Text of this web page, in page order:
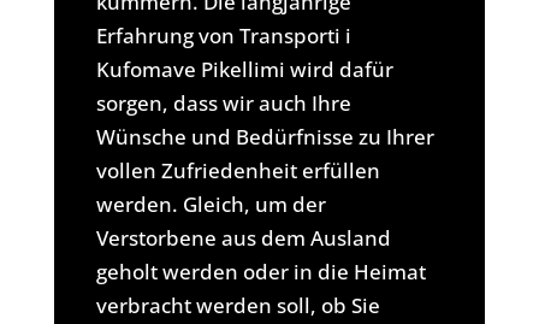
Erfahrung von Transporti i
Kufomave Pikellimi wird dafür
sorgen, dass wir auch Ihre
Wünsche und Bedürfnisse zu Ihrer
vollen Zufriedenheit erfüllen
werden. Gleich, um der
Verstorbene aus dem Ausland
geholt werden oder in die Heimat
verbracht werden soll, ob Sie